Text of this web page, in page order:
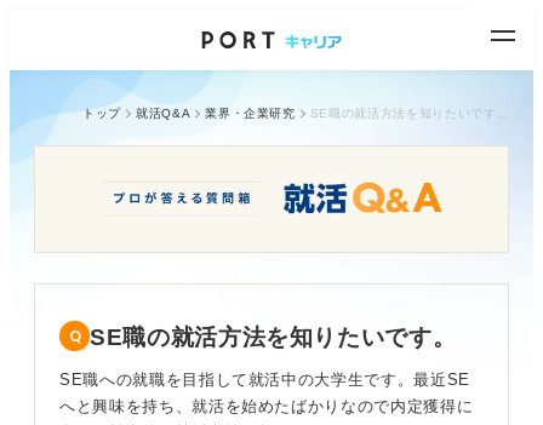
トップ 就活Q&A 業界・企業研究
SE職の就活方法を知りたいです。
SE職への就職を目指して就活中の大学生です。最近SE
へと興味を持ち、就活を始めたばかりなので内定獲得に